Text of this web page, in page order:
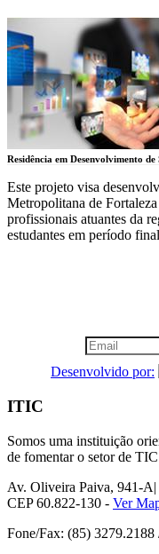
Residência em Desenvolvimento
Este projeto visa
Metropolitana de
profissionais atuantes da
estudantes em período
Desenvolvido por:
ITIC
Somos uma instituição
de fomentar o setor de
Av. Oliveira Paiva, 941-A|
CEP 60.822-130 - Ver
Fone/Fax: (85)